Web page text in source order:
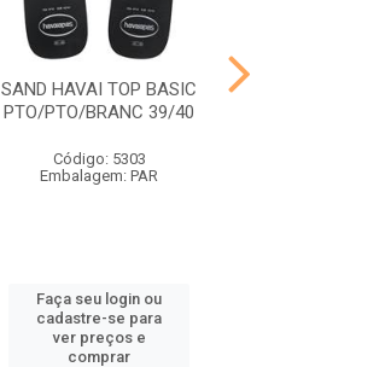
SAND HAVAI TOP BASIC
PTO/PTO/BRANC 39/40
Código: 5303
Embalagem: PAR
Faça seu login ou
cadastre-se para
ver preços e
comprar